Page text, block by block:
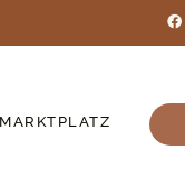
MARKTPLATZ